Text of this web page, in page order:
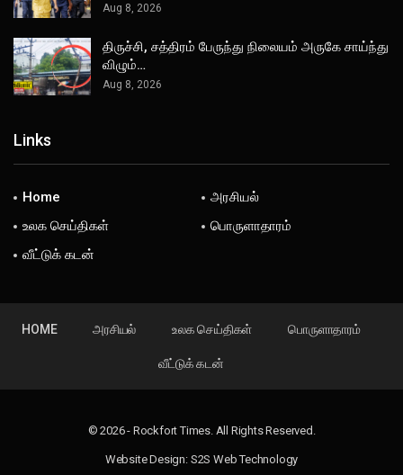
Aug 8, 2026
திருச்சி, சத்திரம் பேருந்து நிலையம் அருகே சாய்ந்து
விழும்…
Aug 8, 2026
Links
Home
அரசியல்
உலக செய்திகள்
பொருளாதாரம்
வீட்டுக் கடன்
HOME அரசியல் உலக செய்திகள் பொருளாதாரம்
வீட்டுக் கடன்
© 2026 - Rockfort Times. All Rights Reserved.
Website Design: S2S Web Technology